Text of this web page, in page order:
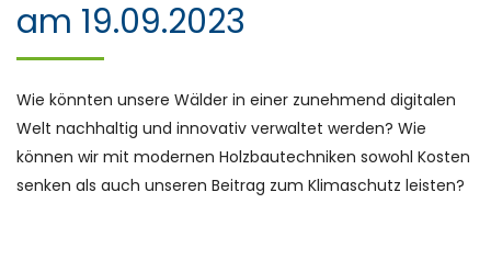
am 19.09.2023
Wie könnten unsere Wälder in einer zunehmend digitalen
Welt nachhaltig und innovativ verwaltet werden? Wie
können wir mit modernen Holzbautechniken sowohl Kosten
senken als auch unseren Beitrag zum Klimaschutz leisten?